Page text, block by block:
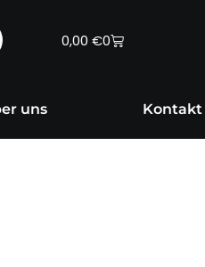
0,00 €0
Warenkorb
uns Kontakt